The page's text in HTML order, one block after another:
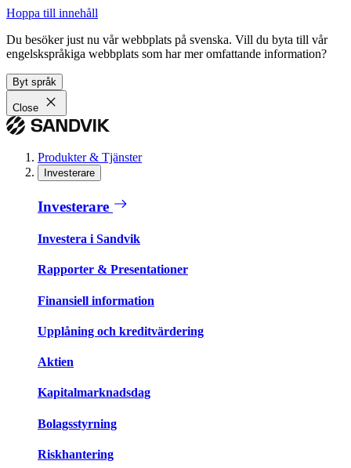
Hoppa till innehåll
Du besöker just nu vår webbplats på svenska. Vill du byta till vår
engelskspråkiga webbplats som har mer omfattande information?
Byt språk
Close
Produkter & Tjänster
Investerare
Investerare
Investera i Sandvik
Rapporter & Presentationer
Finansiell information
Upplåning och kreditvärdering
Aktien
Kapitalmarknadsdag
Bolagsstyrning
Riskhantering